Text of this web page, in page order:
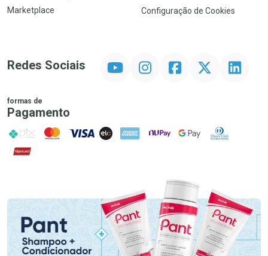
Marketplace
Configuração de Cookies
Redes Sociais InstagramFacebookTwitter Linkedin
formas de
Pagamento
PIX MasterCard
VISA ELO AMEX NuPay Google PayDiners Club
Hipercard
Promoção em Destaque